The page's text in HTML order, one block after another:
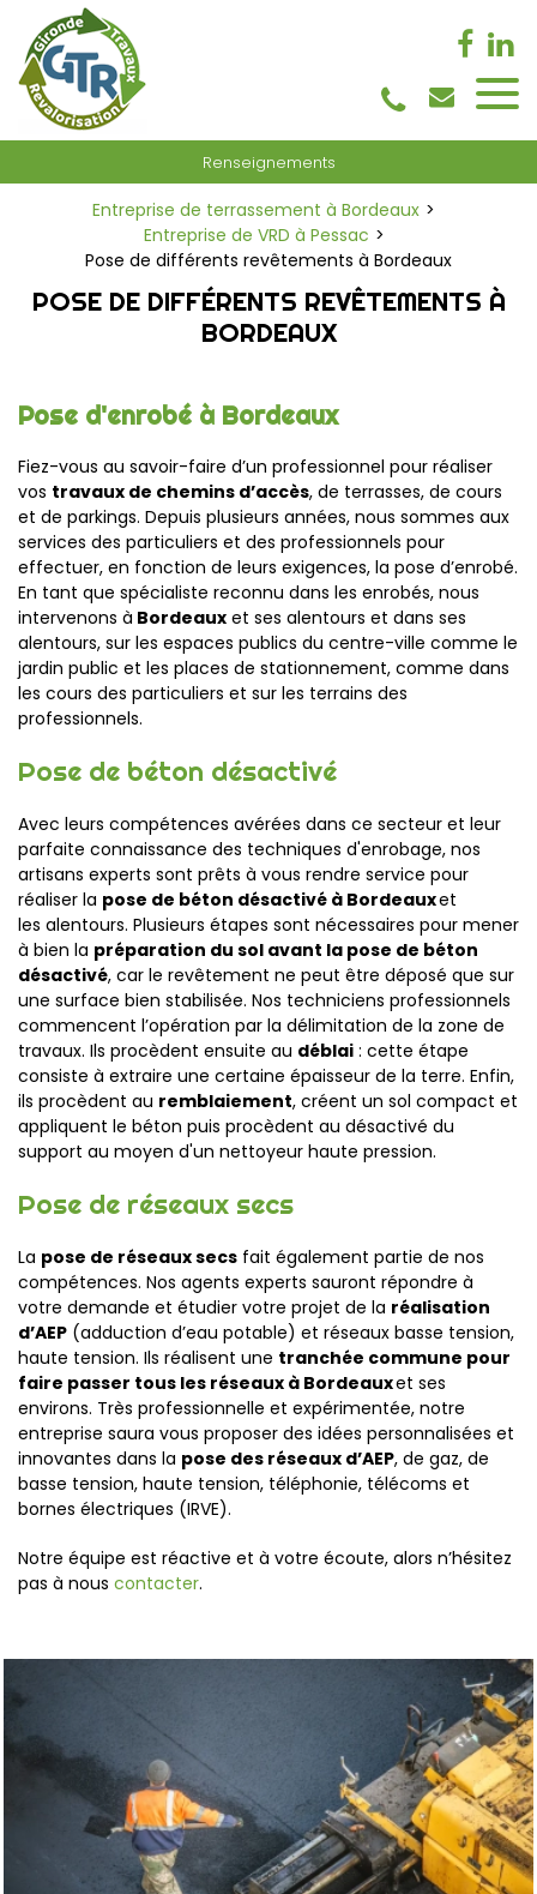
Renseignements
Entreprise de terrassement à Bordeaux
Entreprise de VRD à Pessac
Pose de différents revêtements à Bordeaux
POSE DE DIFFÉRENTS REVÊTEMENTS À
BORDEAUX
Pose d'enrobé à Bordeaux
Fiez-vous au savoir-faire d’un professionnel pour réaliser
vos travaux de chemins d’accès, de terrasses, de cours
et de parkings. Depuis plusieurs années, nous sommes aux
services des particuliers et des professionnels pour
effectuer, en fonction de leurs exigences, la pose d’enrobé.
En tant que spécialiste reconnu dans les enrobés, nous
intervenons à Bordeaux et ses alentours et dans ses
alentours, sur les espaces publics du centre-ville comme le
jardin public et les places de stationnement, comme dans
les cours des particuliers et sur les terrains des
professionnels.
Pose de béton désactivé
Avec leurs compétences avérées dans ce secteur et leur
parfaite connaissance des techniques d'enrobage, nos
artisans experts sont prêts à vous rendre service pour
réaliser la pose de béton désactivé à Bordeauxet
les alentours. Plusieurs étapes sont nécessaires pour mener
à bien la préparation du sol avant la pose de béton
désactivé, car le revêtement ne peut être déposé que sur
une surface bien stabilisée. Nos techniciens professionnels
commencent l’opération par la délimitation de la zone de
travaux. Ils procèdent ensuite au déblai : cette étape
consiste à extraire une certaine épaisseur de la terre. Enfin,
ils procèdent au remblaiement, créent un sol compact et
appliquent le béton puis procèdent au désactivé du
support au moyen d'un nettoyeur haute pression.
Pose de réseaux secs
La pose de réseaux secs fait également partie de nos
compétences. Nos agents experts sauront répondre à
votre demande et étudier votre projet de la réalisation
d’AEP (adduction d’eau potable) et réseaux basse tension,
haute tension. Ils réalisent une tranchée commune pour
faire passer tous les réseaux à Bordeauxet ses
environs. Très professionnelle et expérimentée, notre
entreprise saura vous proposer des idées personnalisées et
innovantes dans la pose des réseaux d’AEP, de gaz, de
basse tension, haute tension, téléphonie, télécoms et
bornes électriques (IRVE).
Notre équipe est réactive et à votre écoute, alors n’hésitez
pas à nous contacter.
Panneau de gestion des cookies